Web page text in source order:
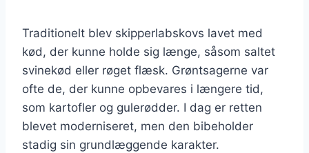
Traditionelt blev skipperlabskovs lavet med
kød, der kunne holde sig længe, såsom saltet
svinekød eller røget flæsk. Grøntsagerne var
ofte de, der kunne opbevares i længere tid,
som kartofler og gulerødder. I dag er retten
blevet moderniseret, men den bibeholder
stadig sin grundlæggende karakter.